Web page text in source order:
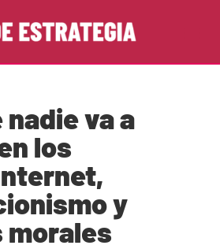
nadie va a
los
y
morales